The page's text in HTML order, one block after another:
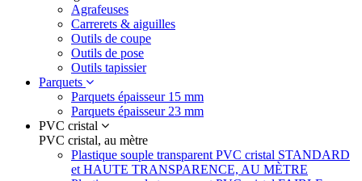
Agrafeuses
Carrerets & aiguilles
Outils de coupe
Outils de pose
Outils tapissier
Parquets
Parquets épaisseur 15 mm
Parquets épaisseur 23 mm
PVC cristal
PVC cristal, au mètre
Plastique souple transparent PVC cristal STANDARD
et HAUTE TRANSPARENCE, AU MÈTRE